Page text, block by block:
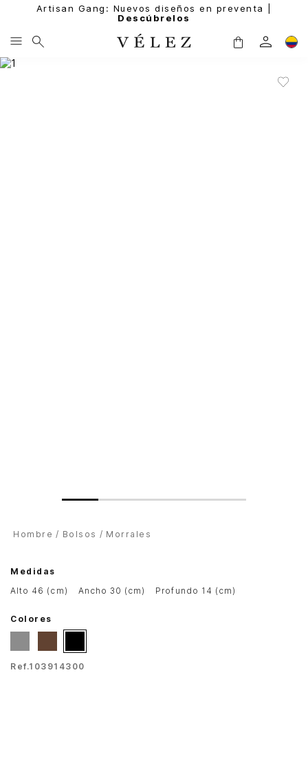
Artisan Gang: Nuevos diseños en preventa |
Descúbrelos
Hombre Bolsos Morrales
Medidas
alto 46 (cm)
ancho 30 (cm) profundo 14 (cm)
Colores
Ref.103914300